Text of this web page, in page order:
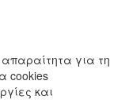
για τη
cookies
και